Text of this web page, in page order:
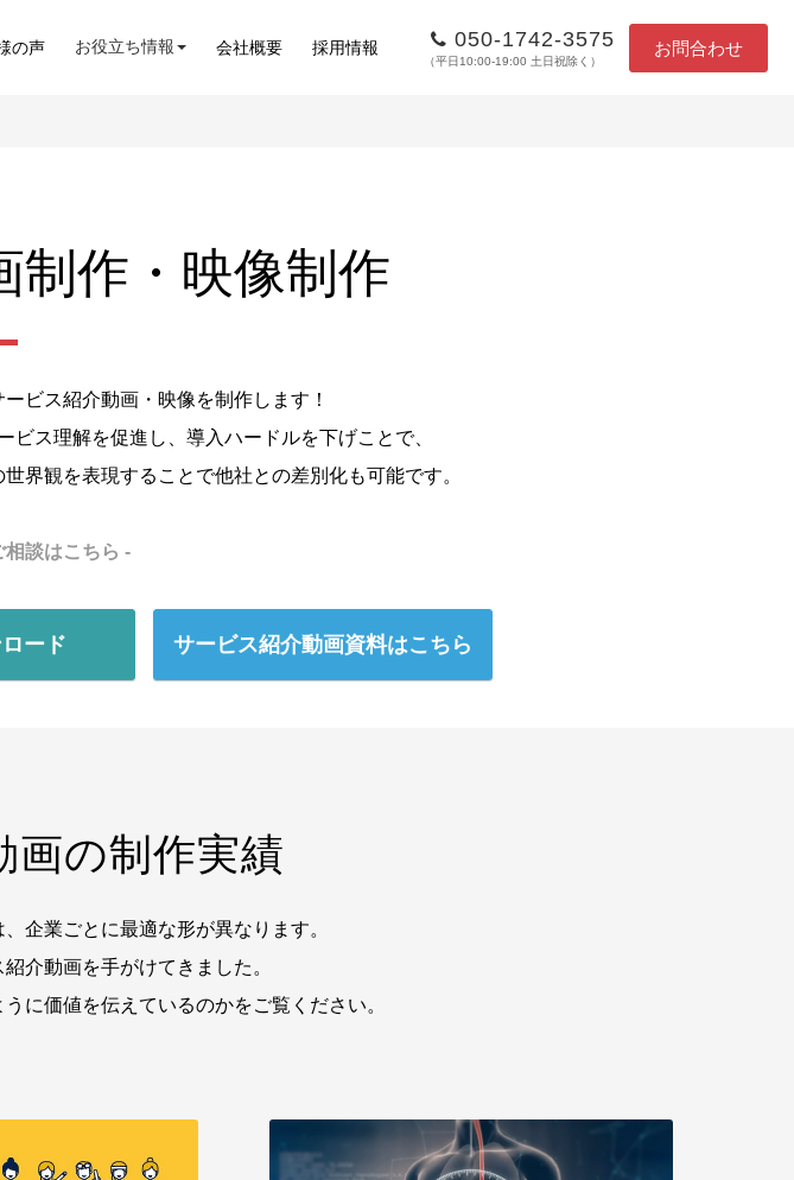
の声 お役立ち情報 会社概要 採用情報 050-1742-3575
（平日10:00-19:00 土日祝除く）
お問合わせ
制作・映像制作
ビス紹介動画・映像を制作します！
ス理解を促進し、導入ハードルを下げことで、
界観を表現することで他社との差別化も可能です。
談はこちら -
ード サービス紹介動画資料はこちら
画の制作実績
企業ごとに最適な形が異なります。
介動画を手がけてきました。
に価値を伝えているのかをご覧ください。